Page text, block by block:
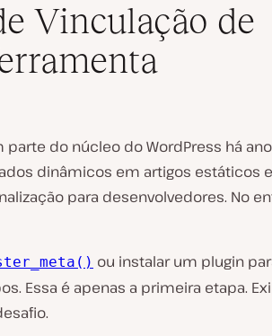
Vinculação de
parte do núcleo do WordPress há
dinâmicos em artigos estáticos e
para desenvolvedores. No
ou instalar um plugin
Essa é apenas a primeira etapa.